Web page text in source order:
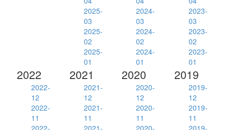
2025-
03
2025-
02
2025-
01
2024-
03
2024-
02
2024-
01
2023-
03
2023-
02
2023-
01
2022
2022-
12
2022-
11
2022-
2021
2021-
12
2021-
11
2021-
2020
2020-
12
2020-
11
2020-
2019
2019-
12
2019-
11
2019-